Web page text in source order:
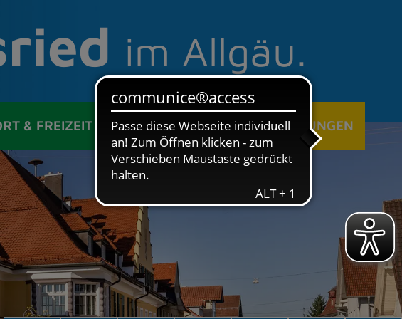
im Allgäu.
& FREIZEIT ÖFFENTLICHE EINRICHTUNGEN